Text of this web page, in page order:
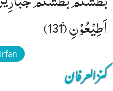
اَطِیْعُوْنِۚ (131)
کنزالعرفان